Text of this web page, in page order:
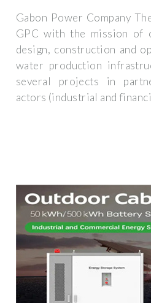
Gabon Power Company
GPC with the mission of
design, construction and
water production
several projects in
actors (industrial and